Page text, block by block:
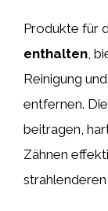
Produkte für
enthalten ,
Reinigung
entfernen.
beitragen,
Zähnen